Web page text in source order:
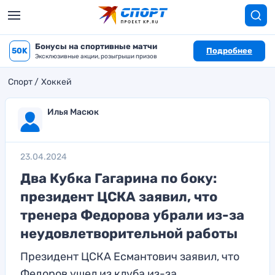
50K Бонусы на спортивные матчи
Эксклюзивные акции, розыгрыши призов
Подробнее
Спорт Хоккей
Илья Масюк
23.04.2024
Два Кубка Гагарина по боку:
президент ЦСКА заявил, что
тренера Федорова убрали из-за
неудовлетворительной работы
Президент ЦСКА Есмантович заявил, что